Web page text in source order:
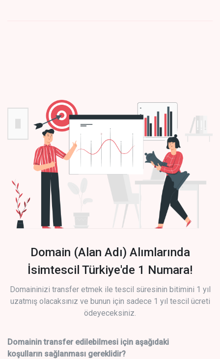
Domain (Alan Adı) Alımlarında
İsimtescil Türkiye'de 1 Numara!
Domaininizi transfer etmek ile tescil süresinin bitimini 1 yıl
uzatmış olacaksınız ve bunun için sadece 1 yıl tescil ücreti
ödeyeceksiniz.
Domainin transfer edilebilmesi için aşağıdaki
koşulların sağlanması gereklidir?